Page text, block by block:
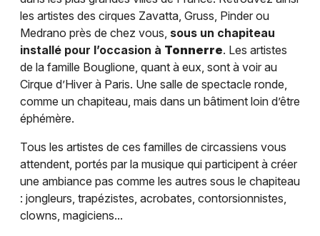
les artistes des cirques Zavatta, Gruss, Pinder ou
Medrano près de chez vous, sous un chapiteau
installé pour l’occasion à Tonnerre. Les artistes
de la famille Bouglione, quant à eux, sont à voir au
Cirque d’Hiver à Paris. Une salle de spectacle ronde,
comme un chapiteau, mais dans un bâtiment loin d’être
éphémère.
Tous les artistes de ces familles de circassiens vous
attendent, portés par la musique qui participent à créer
une ambiance pas comme les autres sous le chapiteau
: jongleurs, trapézistes, acrobates, contorsionnistes,
clowns, magiciens...